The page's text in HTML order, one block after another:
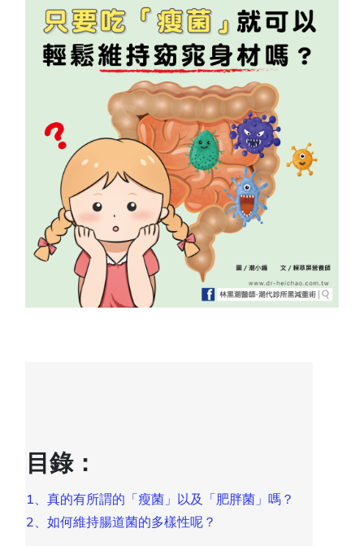
目錄：
1、真的有所謂的「瘦菌」以及「肥胖菌」嗎？
2、如何維持腸道菌的多樣性呢？